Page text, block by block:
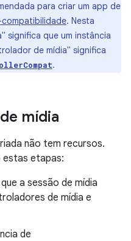
para criar um app de
. Nesta
significa que um instância
de mídia" significa
.
mídia
não tem recursos.
estas etapas:
a sessão de mídia
de mídia e
de